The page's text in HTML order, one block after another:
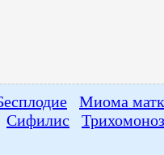
Миома
Сифилис Трихомоноз